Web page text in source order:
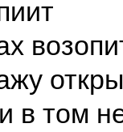
в том